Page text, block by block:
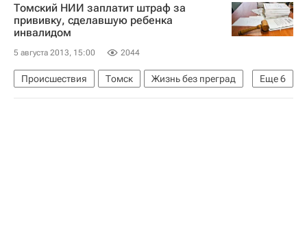
Московская область (Подмосковье)
Европа
Центральный ФО
Мострансавто
Правительство Московской области
Томский НИИ заплатит штраф за
прививку, сделавшую ребенка
инвалидом
5 августа 2013, 15:00 2044
Еще6
Происшествия Томск
Жизнь без преград
Европа
Сибирский ФО
Томская область